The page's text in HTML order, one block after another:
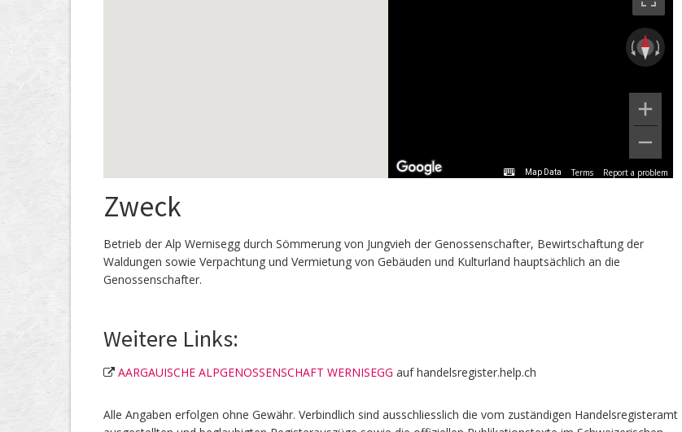
Map Data Terms Report a problem
Zweck
Betrieb der Alp Wernisegg durch Sömmerung von Jungvieh der Genossenschafter, Bewirtschaftung der
Waldungen sowie Verpachtung und Vermietung von Gebäuden und Kulturland hauptsächlich an die
Genossenschafter.
Weitere Links:
AARGAUISCHE ALPGENOSSENSCHAFT WERNISEGG auf handelsregister.help.ch
Alle Angaben erfolgen ohne Gewähr. Verbindlich sind ausschliesslich die vom zuständigen Handelsregisteramt